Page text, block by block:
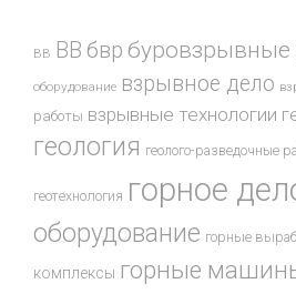
ВВ ВВ бвр буровзрывные
оборудование взрывное дело
работы взрывные технологии
геология геолого-разведочные
геотехнология горное
оборудование горные
комплексы горные